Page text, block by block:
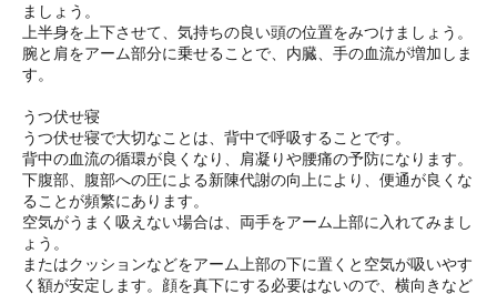
ましょう。
上半身を上下させて、気持ちの良い頭の位置をみつけましょう。
腕と肩をアーム部分に乗せることで、内臓、手の血流が増加しま
す。
うつ伏せ寝
うつ伏せ寝で大切なことは、背中で呼吸することです。
背中の血流の循環が良くなり、肩凝りや腰痛の予防になります。
下腹部、腹部への圧による新陳代謝の向上により、便通が良くな
ることが頻繁にあります。
空気がうまく吸えない場合は、両手をアーム上部に入れてみまし
ょう。
またはクッションなどをアーム上部の下に置くと空気が吸いやす
く額が安定します。顔を真下にする必要はないので、横向きなど